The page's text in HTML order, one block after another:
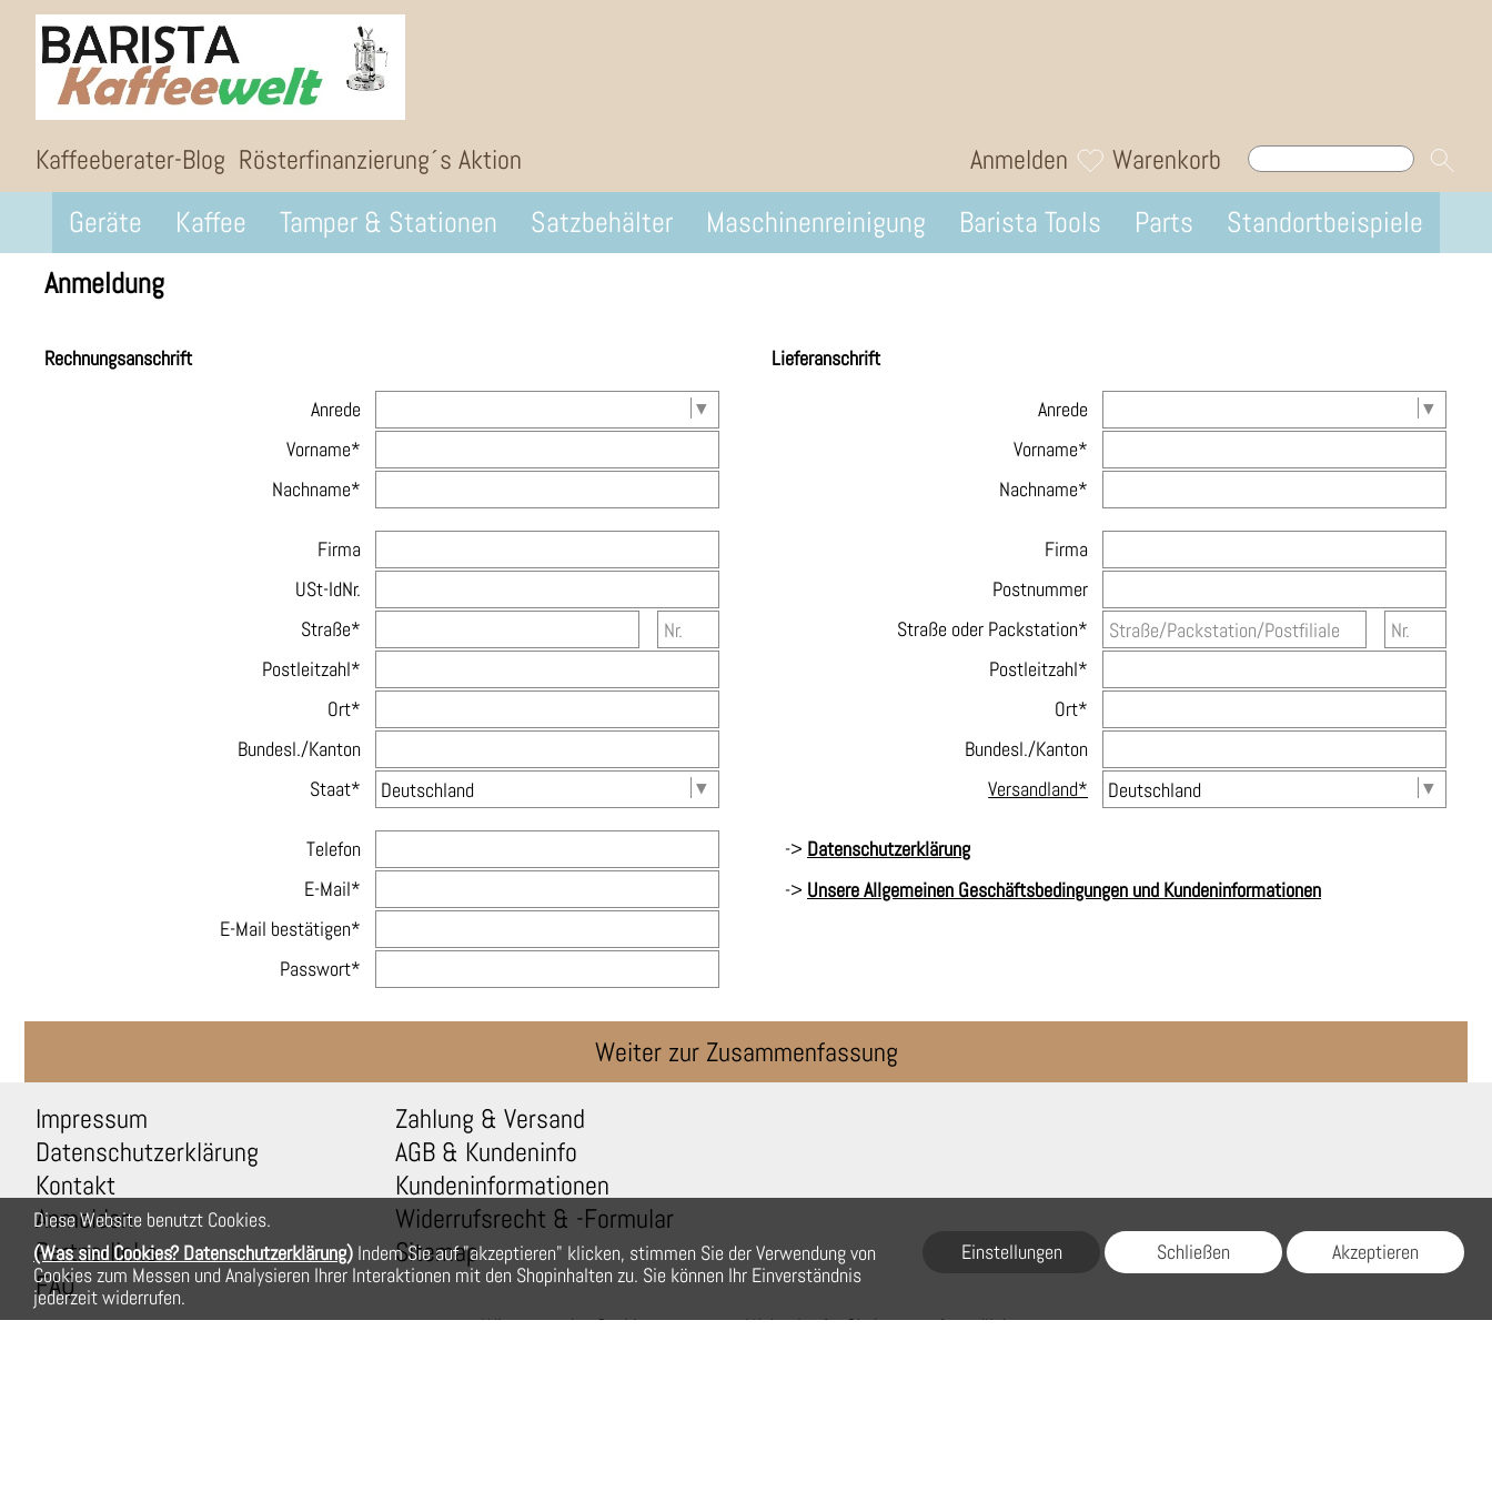
Diese Website benutzt Cookies.
(Was sind Cookies? Datenschutzerklärung) Indem Sie auf "akzeptieren" klicken, stimmen Sie der Verwendung von
Cookies zum Messen und Analysieren Ihrer Interaktionen mit den Shopinhalten zu. Sie können Ihr Einverständnis
jederzeit widerrufen.
Einstellungen Schließen Akzeptieren
Kaffeeberater-Blog Rösterfinanzierung´s Aktion Anmelden Warenkorb
Geräte Kaffee Tamper & Stationen Satzbehälter Maschinenreinigung Barista Tools Parts
Standortbeispiele
Anmeldung
Rechnungsanschrift
Anrede
Vorname*
Nachname*
Firma
USt-IdNr.
Straße*
Postleitzahl*
Ort*
Bundesl./Kanton
Staat*
Telefon
E-Mail*
E-Mail bestätigen*
Passwort*
Lieferanschrift
Anrede
Vorname*
Nachname*
Firma
Postnummer
Straße oder Packstation*
Postleitzahl*
Ort*
Bundesl./Kanton
Versandland*
-> Datenschutzerklärung
-> Unsere Allgemeinen Geschäftsbedingungen und Kundeninformationen
Weiter zur Zusammenfassung
Impressum
Datenschutzerklärung
Kontakt
Anmelden
Partnerlinks
FAQ
Zahlung & Versand
AGB & Kundeninfo
Kundeninformationen
Widerrufsrecht & -Formular
Sitemap
Wir verwenden Cookies, um unsere Webseite für Sie benutzerfreundlich